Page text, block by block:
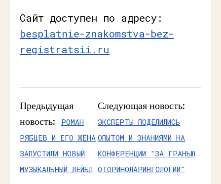
Сайт доступен по адресу:
besplatnie-znakomstva-bez-
registratsii.ru
Предыдущая
новость:
РОМАН
РЯБЦЕВ И ЕГО ЖЕНА
ЗАПУСТИЛИ НОВЫЙ
МУЗЫКАЛЬНЫЙ ЛЕЙБЛ
Следующая новость:
ЭКСПЕРТЫ ПОДЕЛИЛИСЬ
ОПЫТОМ И ЗНАНИЯМИ НА
КОНФЕРЕНЦИИ "ЗА ГРАНЬЮ
ОТОРИНОЛАРИНГОЛОГИИ"